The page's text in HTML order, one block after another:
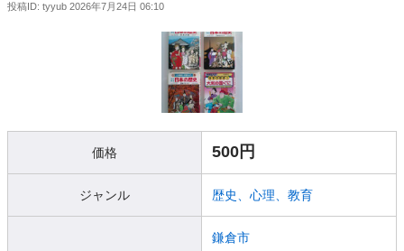
投稿ID: tyyub 2026年7月24日 06:10
価格 500円
ジャンル 歴史、心理、教育
鎌倉市